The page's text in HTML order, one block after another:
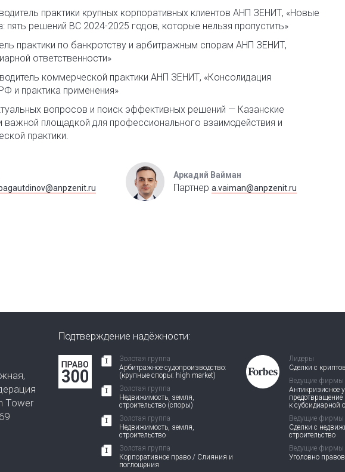
практики крупных корпоративных клиентов АНП ЗЕНИТ, «Новые
пять решений ВС 2024-2025 годов, которые нельзя пропустить»
практики по банкротству и арбитражным спорам АНП ЗЕНИТ,
ответственности»
коммерческой практики АНП ЗЕНИТ, «Консолидация
и практика применения»
вопросов и поиск эффективных решений — Казанские
важной площадкой для профессионального взаимодействия и
практики.
Аркадий Вайман
Партнер a.vaiman@anpzenit.ru
Tower
Подтверждение надёжности:
Золотая группа
Арбитражное судопроизводство:
(крупные споры: high market)
Золотая группа
Недвижимость, земля,
строительство (споры)
Золотая группа
Недвижимость, земля,
строительство
Золотая группа
Корпоративное право / Слияния и
поглощения
Лидеры
Сделки с
Ведущие фирмы
Антикризисное
к субсидиарной
Ведущие фирмы
Сделки с
строительство
Ведущие фирмы
Уголовно